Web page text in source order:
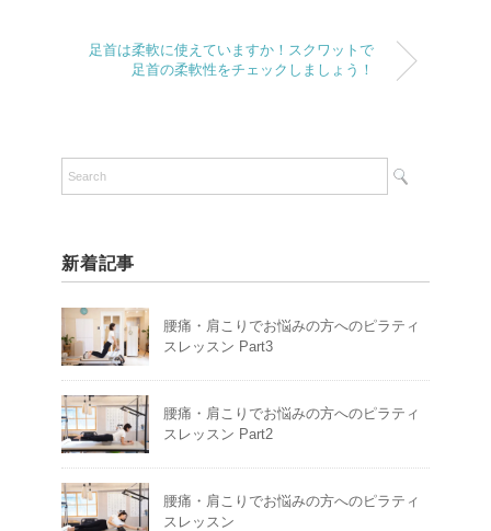
足首は柔軟に使えていますか！スクワットで
足首の柔軟性をチェックしましょう！
新着記事
腰痛・肩こりでお悩みの方へのピラティ
スレッスン Part3
腰痛・肩こりでお悩みの方へのピラティ
スレッスン Part2
腰痛・肩こりでお悩みの方へのピラティ
スレッスン